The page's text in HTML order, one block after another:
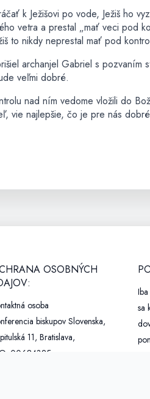
k Ježišovi po vode, Ježiš ho
vetra a prestal „mať veci pod
to nikdy neprestal mať pod
archanjel Gabriel s
veľmi dobré.
nad ním vedome vložili do
vie najlepšie, čo je pre nás
OSOBNÝCH
osoba
biskupov Slovenska,
11, Bratislava,
00684325,
sa